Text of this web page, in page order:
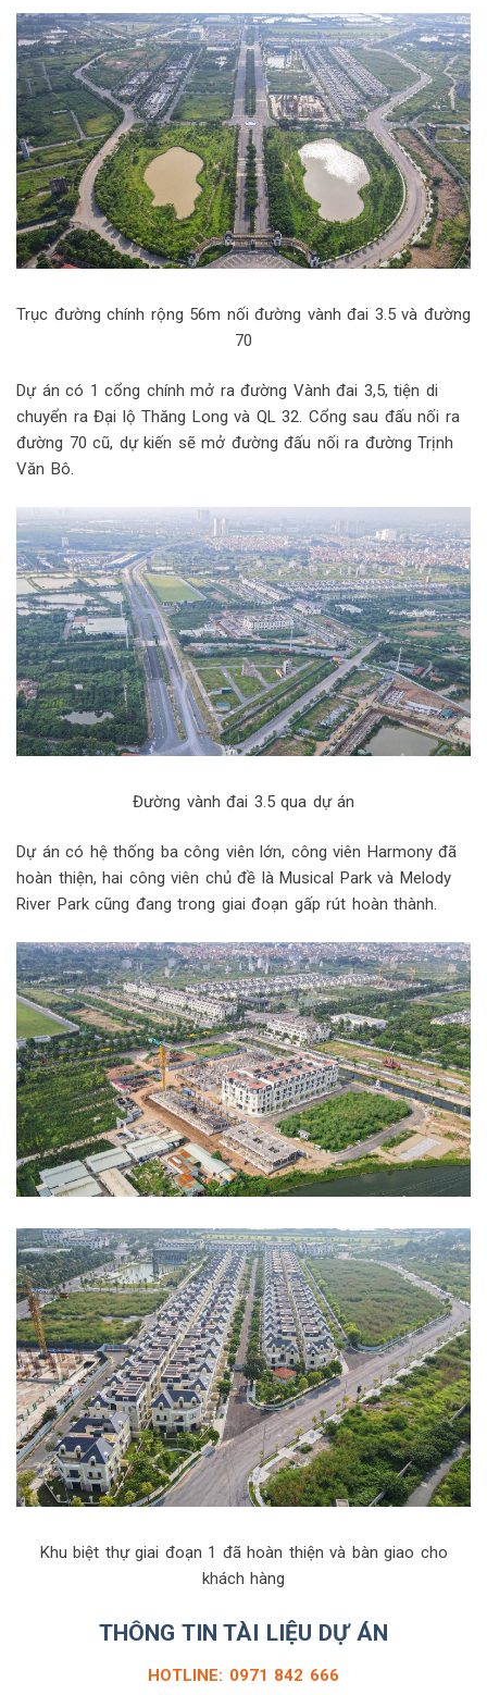
Trục đường chính rộng 56m nối đường vành đai 3.5 và đường
70
Dự án có 1 cổng chính mở ra đường Vành đai 3,5, tiện di
chuyển ra Đại lộ Thăng Long và QL 32. Cổng sau đấu nối ra
đường 70 cũ, dự kiến sẽ mở đường đấu nối ra đường Trịnh
Văn Bô.
Đường vành đai 3.5 qua dự án
Dự án có hệ thống ba công viên lớn, công viên Harmony đã
hoàn thiện, hai công viên chủ đề là Musical Park và Melody
River Park cũng đang trong giai đoạn gấp rút hoàn thành.
Khu biệt thự giai đoạn 1 đã hoàn thiện và bàn giao cho
khách hàng
THÔNG TIN TÀI LIỆU DỰ ÁN
HOTLINE: 0971 842 666